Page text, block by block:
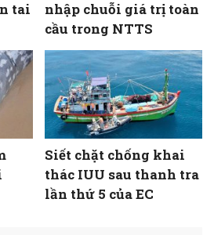
tai
nhập chuỗi giá trị toàn
cầu trong NTTS
Siết chặt chống khai
thác IUU sau thanh tra
lần thứ 5 của EC